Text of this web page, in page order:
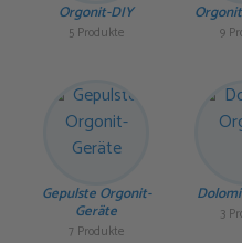
Orgonit-DIY
5 Produkte 9
Gepulste Orgonit-
Geräte
7 Produkte
3